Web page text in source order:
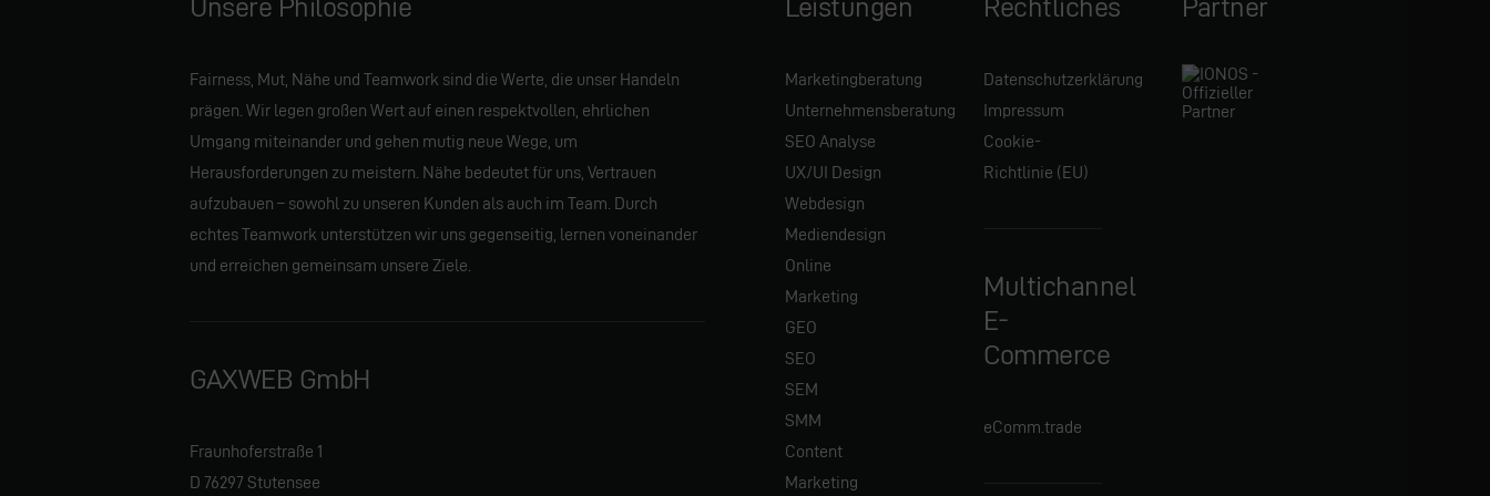
Unsere Philosophie
Fairness, Mut, Nähe und Teamwork sind die Werte, die unser Handeln
prägen. Wir legen großen Wert auf einen respektvollen, ehrlichen
Umgang miteinander und gehen mutig neue Wege, um
Herausforderungen zu meistern. Nähe bedeutet für uns, Vertrauen
aufzubauen – sowohl zu unseren Kunden als auch im Team. Durch
echtes Teamwork unterstützen wir uns gegenseitig, lernen voneinander
und erreichen gemeinsam unsere Ziele.
GAXWEB GmbH
Fraunhoferstraße 1
D 76297 Stutensee
Leistungen
Marketingberatung
Unternehmensberatung
SEO Analyse
UX/UI Design
Webdesign
Mediendesign
Online
Marketing
GEO
SEO
SEM
SMM
Content
Marketing
Rechtliches
Datenschutzerklärung
Impressum
Cookie-
Richtlinie (EU)
Multichannel
E-
Commerce
eComm.trade
Partner